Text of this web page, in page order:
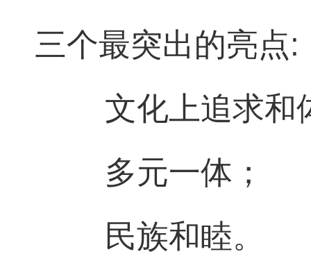
三个最突出的亮点:
文化上追求和
多元一体；
民族和睦。